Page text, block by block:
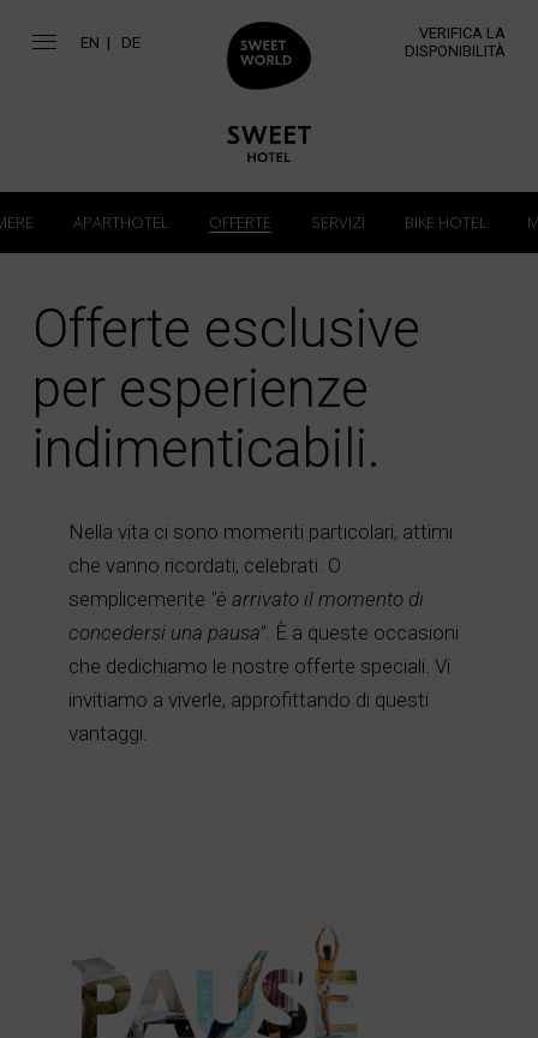
EN DE
VERIFICA LA
DISPONIBILITÀ
Offerte esclusive
per esperienze
indimenticabili.
Nella vita ci sono momenti particolari, attimi
che vanno ricordati, celebrati. O
semplicemente "è arrivato il momento di
concedersi una pausa". È a queste occasioni
che dedichiamo le nostre offerte speciali. Vi
invitiamo a viverle, approfittando di questi
vantaggi.
APARTHOTEL OFFERTE SERVIZI BIKE HOTEL